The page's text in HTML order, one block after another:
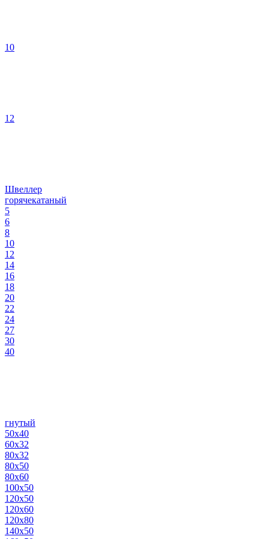
10
12
Швеллер
горячекатаный
5
6
8
10
12
14
16
18
20
22
24
27
30
40
гнутый
50х40
60х32
80х32
80х50
80х60
100х50
120х50
120х60
120х80
140х50